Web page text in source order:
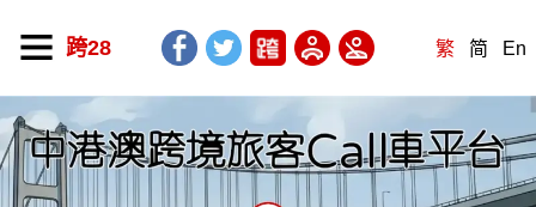
跨28 繁 简 En